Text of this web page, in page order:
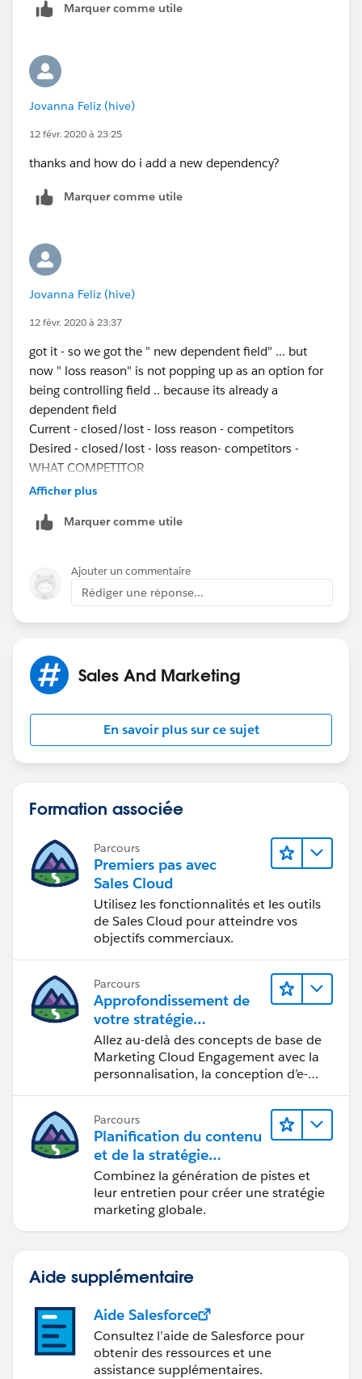
Marquer comme utile
Jovanna Feliz (hive)
12 févr. 2020 à 23:25
thanks and how do i add a new dependency?
Marquer comme utile
Jovanna Feliz (hive)
12 févr. 2020 à 23:37
got it - so we got the " new dependent field" ... but
now " loss reason" is not popping up as an option for
being controlling field .. because its already a
dependent field
Current - closed/lost - loss reason - competitors
Desired - closed/lost - loss reason- competitors -
WHAT COMPETITOR
Afficher plus
Marquer comme utile
Ajouter un commentaire
Rédiger une réponse...
Sales And Marketing
En savoir plus sur ce sujet
Formation associée
Parcours
Premiers pas avec
Sales Cloud
Utilisez les fonctionnalités et les outils
de Sales Cloud pour atteindre vos
objectifs commerciaux.
Parcours
Approfondissement de
votre stratégie
marketing
Allez au-delà des concepts de base de
Marketing Cloud Engagement avec la
personnalisation, la conception d’e-
Parcours
Planification du contenu
et de la stratégie
marketing avec
Marketing Cloud
Account Engagement
Combinez la génération de pistes et
leur entretien pour créer une stratégie
marketing globale.
Aide supplémentaire
Aide Salesforce
Consultez l’aide de Salesforce pour
obtenir des ressources et une
assistance supplémentaires.